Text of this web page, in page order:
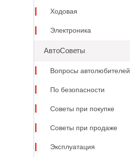
Ходовая
Электроника
АвтоСоветы
Вопросы автолюбителей
По безопасности
Советы при покупке
Советы при продаже
Эксплуатация